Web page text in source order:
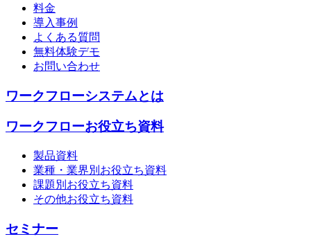
料金
導入事例
よくある質問
無料体験デモ
お問い合わせ
ワークフローシステムとは
ワークフローお役立ち資料
製品資料
業種・業界別お役立ち資料
課題別お役立ち資料
その他お役立ち資料
セミナー